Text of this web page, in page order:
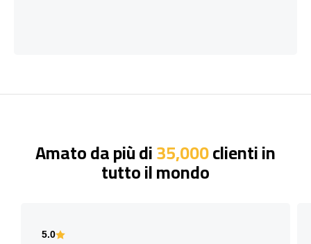
Amato da più di35,000clienti in
tutto il mondo
5.0